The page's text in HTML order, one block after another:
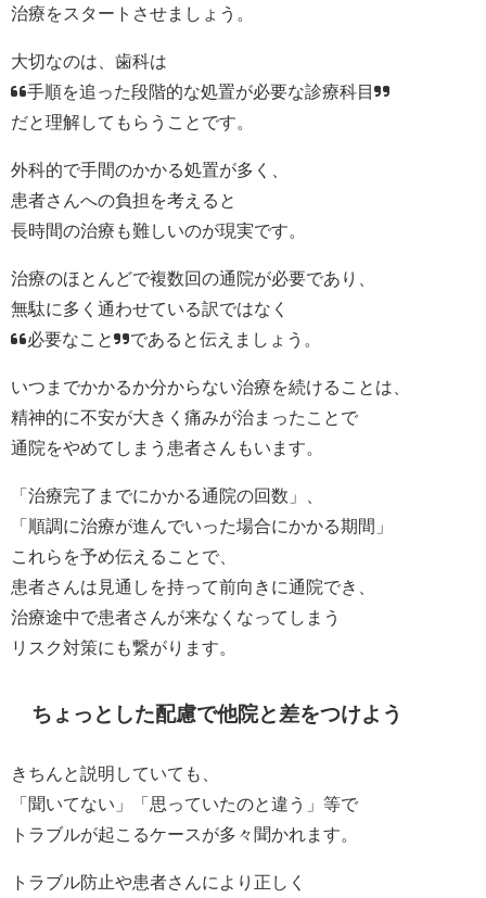
治療をスタートさせましょう。
大切なのは、歯科は
“手順を追った段階的な処置が必要な診療科目”
だと理解してもらうことです。
外科的で手間のかかる処置が多く、
患者さんへの負担を考えると
長時間の治療も難しいのが現実です。
治療のほとんどで複数回の通院が必要であり、
無駄に多く通わせている訳ではなく
“必要なこと”であると伝えましょう。
いつまでかかるか分からない治療を続けることは、
精神的に不安が大きく痛みが治まったことで
通院をやめてしまう患者さんもいます。
「治療完了までにかかる通院の回数」、
「順調に治療が進んでいった場合にかかる期間」
これらを予め伝えることで、
患者さんは見通しを持って前向きに通院でき、
治療途中で患者さんが来なくなってしまう
リスク対策にも繋がります。
ちょっとした配慮で他院と差をつけよう
きちんと説明していても、
「聞いてない」「思っていたのと違う」等で
トラブルが起こるケースが多々聞かれます。
トラブル防止や患者さんにより正しく